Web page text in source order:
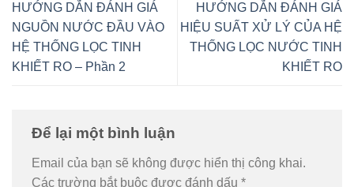
HƯỚNG DẪN ĐÁNH GIÁ
NGUỒN NƯỚC ĐẦU VÀO
HỆ THỐNG LỌC TINH
KHIẾT RO – Phần 2
HƯỚNG DẪN ĐÁNH GIÁ
HIỆU SUẤT XỬ LÝ CỦA HỆ
THỐNG LỌC NƯỚC TINH
KHIẾT RO
Để lại một bình luận
Email của bạn sẽ không được hiển thị công khai.
Các trường bắt buộc được đánh dấu *